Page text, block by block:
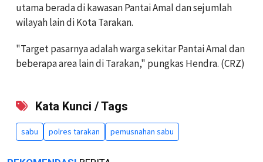
utama berada di kawasan Pantai Amal dan sejumlah
wilayah lain di Kota Tarakan.
"Target pasarnya adalah warga sekitar Pantai Amal dan
beberapa area lain di Tarakan," pungkas Hendra. (CRZ)
Kata Kunci / Tags
sabu polres tarakan pemusnahan sabu